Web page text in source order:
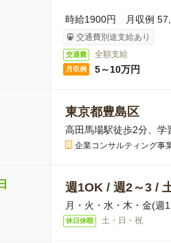
時給1900円 月収例
交通費別途支給あり
交通費 全額支給
月収例 5～10万円
東京都豊島区
高田馬場駅徒歩2分、学
企業コンサルティング事
週1OK / 週2～3 /
月・火・水・木・金(
休日休暇 土・日・祝